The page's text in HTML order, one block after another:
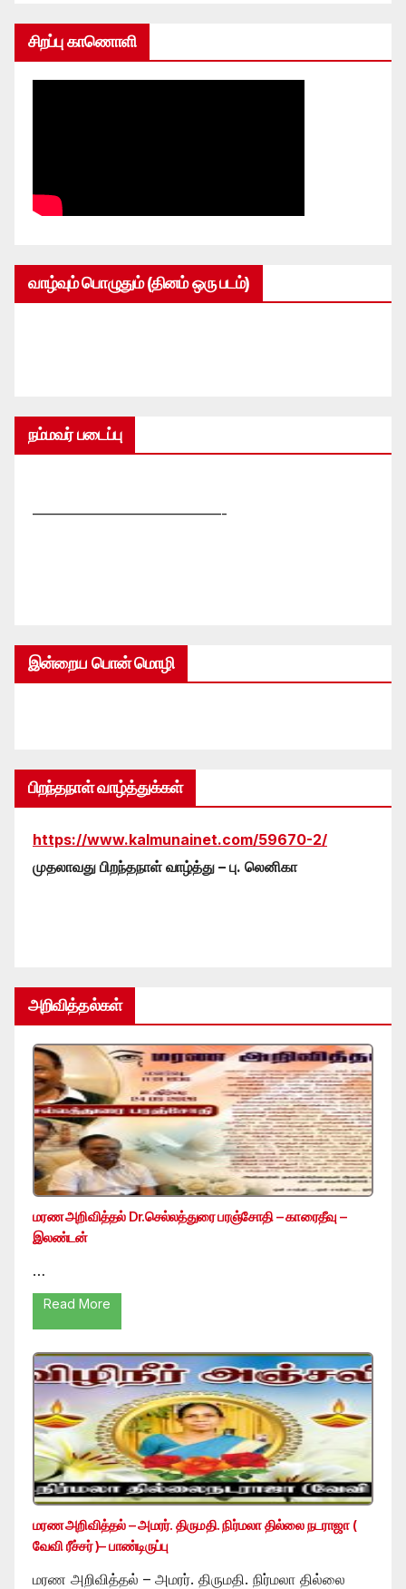
சிறப்பு காணொளி
வாழ்வும் பொழுதும் (தினம் ஒரு படம்)
நம்மவர் படைப்பு
—————————————-
இன்றைய பொன் மொழி
பிறந்தநாள் வாழ்த்துக்கள்
https://www.kalmunainet.com/59670-2/
முதலாவது பிறந்தநாள் வாழ்த்து – பு. லெனிகா
அறிவித்தல்கள்
மரண அறிவித்தல் Dr.செல்லத்துரை பரஞ்சோதி – காரைதீவு –
இலண்டன்
…
Read More
மரண அறிவித்தல் – அமரர். திருமதி. நிர்மலா தில்லை நடராஜா (
வேவி ரீச்சர் )– பாண்டிருப்பு
மரண அறிவித்தல் – அமரர். திருமதி. நிர்மலா தில்லை